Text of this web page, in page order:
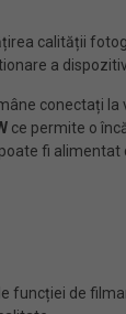
calității
a
conectați la
ce permite o
poate fi alimentat
funcției de